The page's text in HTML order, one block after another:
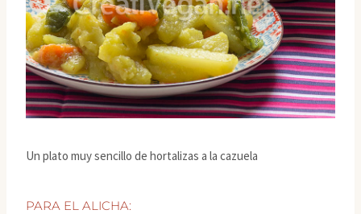
Un plato muy sencillo de hortalizas a la cazuela
PARA EL ALICHA: